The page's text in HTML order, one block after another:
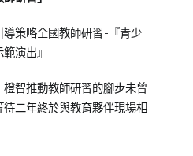
導策略全國教師研習-『青少
演出』
智推動教師研習的腳步未曾
二年終於與教育夥伴現場相